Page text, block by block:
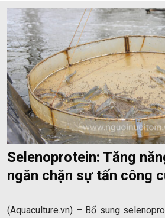
Selenoprotein: Tăng
ngăn chặn sự tấn công
(Aquaculture.vn) – Bổ sung